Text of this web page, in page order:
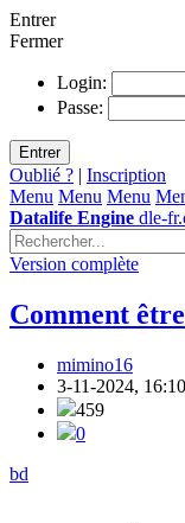
Entrer
Fermer
Login:
Passe:
Entrer
Oublié ? | Inscription
Menu Menu Menu
Datalife Engine dle-
Version complète
Comment
mimino16
3-11-2024, 16:10
459
0
bd